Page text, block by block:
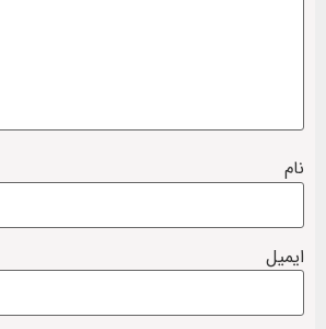
نام
ایمیل